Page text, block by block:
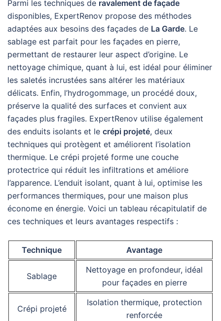
Parmi les techniques de ravalement de façade
disponibles, ExpertRenov propose des méthodes
adaptées aux besoins des façades de La Garde. Le
sablage est parfait pour les façades en pierre,
permettant de restaurer leur aspect d’origine. Le
nettoyage chimique, quant à lui, est idéal pour éliminer
les saletés incrustées sans altérer les matériaux
délicats. Enfin, l’hydrogommage, un procédé doux,
préserve la qualité des surfaces et convient aux
façades plus fragiles. ExpertRenov utilise également
des enduits isolants et le crépi projeté, deux
techniques qui protègent et améliorent l’isolation
thermique. Le crépi projeté forme une couche
protectrice qui réduit les infiltrations et améliore
l’apparence. L’enduit isolant, quant à lui, optimise les
performances thermiques, pour une maison plus
économe en énergie. Voici un tableau récapitulatif de
ces techniques et leurs avantages respectifs :
Technique Avantage
Sablage
Nettoyage en profondeur, idéal
pour façades en pierre
Crépi projeté
Isolation thermique, protection
renforcée